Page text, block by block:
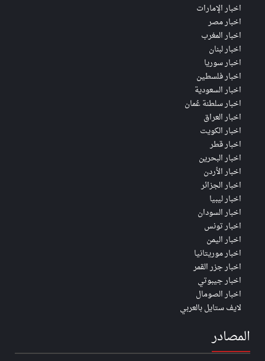
اخبار الإمارات
اخبار مصر
اخبار المغرب
اخبار لبنان
اخبار سوريا
اخبار فلسطين
اخبار السعودية
اخبار سلطنة عُمان
اخبار العراق
اخبار الكويت
اخبار قطر
اخبار البحرين
اخبار الأردن
اخبار الجزائر
اخبار ليبيا
اخبار السودان
اخبار تونس
اخبار اليمن
اخبار موريتانيا
اخبار جزر القمر
اخبار جيبوتي
اخبار الصومال
لايف ستايل بالعربي
المصادر